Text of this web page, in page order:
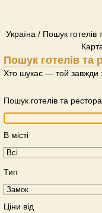
Україна / Пошук
Пошук готелів та
Хто шукає — той завжди
Пошук готелів та
В місті
Тип
Ціни від